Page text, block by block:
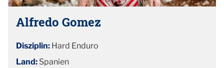
Alfredo Gomez
Disziplin: Hard Enduro
Land: Spanien